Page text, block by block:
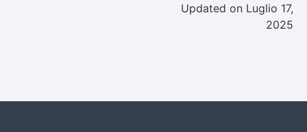
Updated on Luglio 17,
2025